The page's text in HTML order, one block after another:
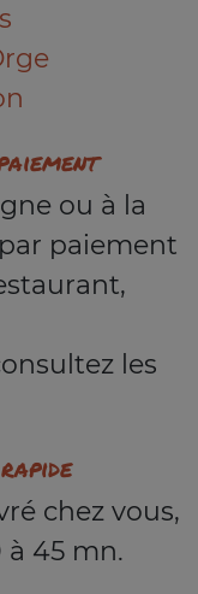
ou à la
paiement
les
chez vous,
à 45 mn.